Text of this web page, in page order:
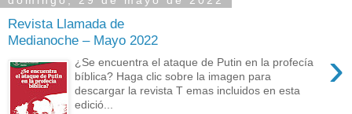
Revista Llamada de
Medianoche – Mayo 2022
›
¿Se encuentra el ataque de Putin en la profecía
bíblica? Haga clic sobre la imagen para
descargar la revista T emas incluidos en esta
edició...